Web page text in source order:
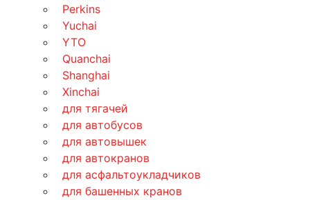
Perkins
Yuchai
YTO
Quanchai
Shanghai
Xinchai
для тягачей
для автобусов
для автовышек
для автокранов
для асфальтоукладчиков
для башенных кранов